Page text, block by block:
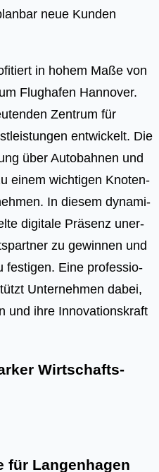
neue Kunden
in hohem Maße von
Flug­ha­fen Han­no­ver.
Zen­trum für
ent­wi­ckelt. Die
über Auto­bah­nen und
einem wich­ti­gen Kno­ten­
In die­sem dyna­mi­
digi­ta­le Prä­senz uner­
zu gewin­nen und
fes­ti­gen. Eine pro­fes­sio­
Unter­neh­men dabei,
und ihre Inno­va­ti­ons­kraft
Wirtschafts-
für Langenhagen